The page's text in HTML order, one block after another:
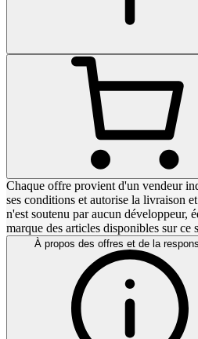
Chaque offre provient d'un vendeur
ses conditions et autorise la livraison
n'est soutenu par aucun développeur,
marque des articles disponibles sur ce
À propos des offres et de la